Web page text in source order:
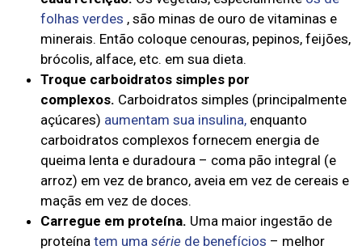
folhas verdes , são minas de ouro de vitaminas e
minerais. Então coloque cenouras, pepinos, feijões,
brócolis, alface, etc. em sua dieta.
Troque carboidratos simples por
complexos. Carboidratos simples (principalmente
açúcares) aumentam sua insulina, enquanto
carboidratos complexos fornecem energia de
queima lenta e duradoura – coma pão integral (e
arroz) em vez de branco, aveia em vez de cereais e
maçãs em vez de doces.
Carregue em proteína. Uma maior ingestão de
proteína tem uma série de benefícios – melhor